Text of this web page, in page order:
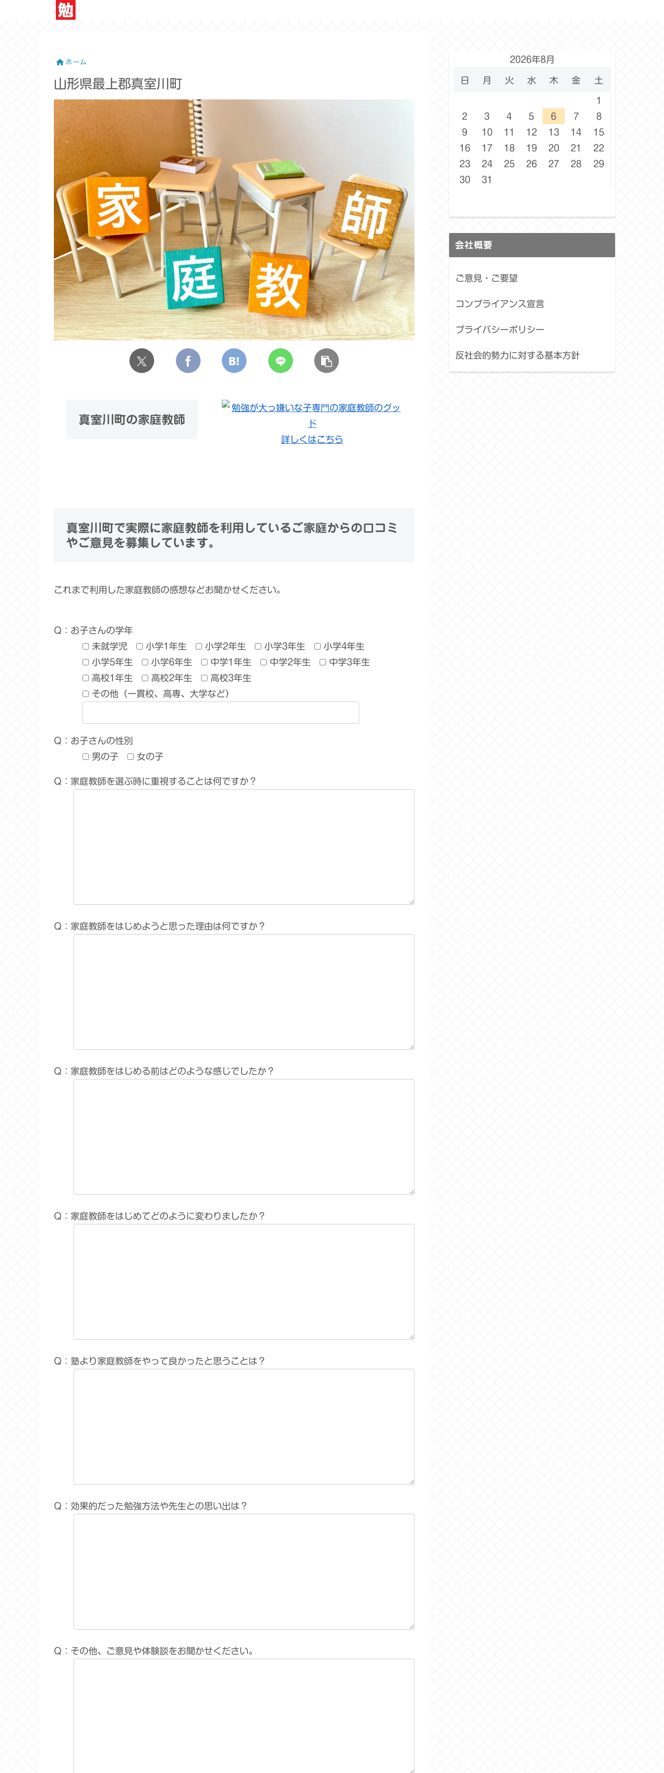
ホーム
山形県最上郡真室川町
真室川町の家庭教師
詳しくはこちら
真室川町で実際に家庭教師を利用しているご家庭からの口コミ
やご意見を募集しています。
これまで利用した家庭教師の感想などお聞かせください。
Q：お子さんの学年
未就学児
小学1年生 小学2年生 小学3年生
小学4年生
小学5年生
小学6年生 中学1年生 中学2年生
中学3年生
高校1年生
高校2年生
高校3年生
その他（一貫校、高専、大学など）
Q：お子さんの性別
男の子
女の子
Q：家庭教師を選ぶ時に重視することは何ですか？
Q：家庭教師をはじめようと思った理由は何ですか？
Q：家庭教師をはじめる前はどのような感じでしたか？
Q：家庭教師をはじめてどのように変わりましたか？
Q：塾より家庭教師をやって良かったと思うことは？
Q：効果的だった勉強方法や先生との思い出は？
Q：その他、ご意見や体験談をお聞かせください。
2026年8月
日 月 火 水 木 金 土
1
2
3 4 5 6 7
8
9
10 11 12 13 14
15
16
17 18 19 20 21
22
23
24 25 26 27 28
29
30
31
会社概要
ご意見・ご要望
コンプライアンス宣言
プライバシーポリシー
反社会的勢力に対する基本方針